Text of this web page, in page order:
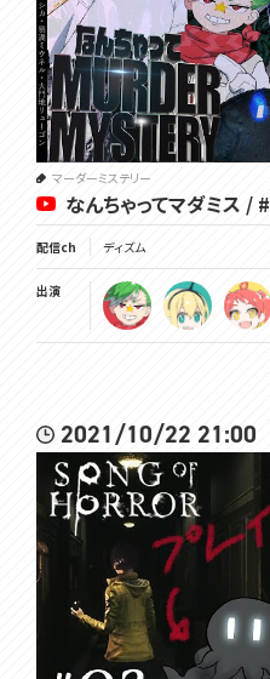
マーダーミステリー
なんちゃってマダミス /
配信ch ディズム
出演
2021/10/22 21:00